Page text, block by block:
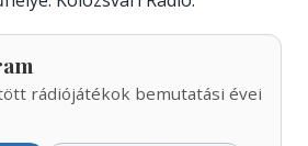
rádiójátékok bemutatási évei